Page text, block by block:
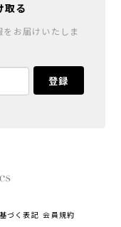
取る
お届けいたしま
登録
づく表記 会員規約